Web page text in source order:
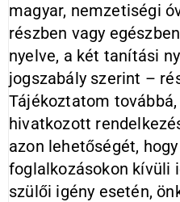
magyar, nemzetiségi
részben vagy
nyelve, a két tanítási
jogszabály szerint –
Tájékoztatom
hivatkozott
azon lehetőségét,
foglalkozásokon kívüli
szülői igény esetén,